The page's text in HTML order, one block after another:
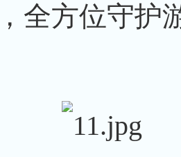
全方位守护